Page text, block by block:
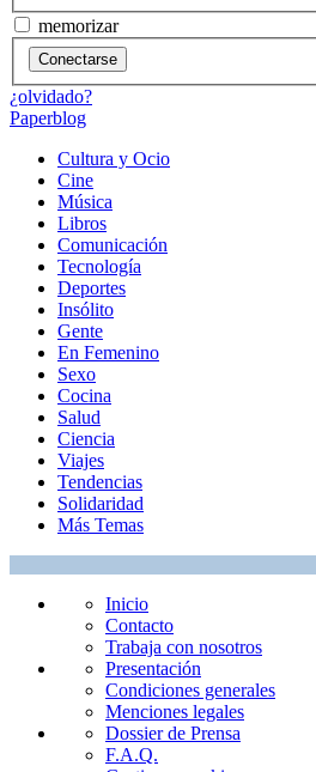
memorizar
Conectarse
¿olvidado?
Paperblog
Cultura y Ocio
Cine
Música
Libros
Comunicación
Tecnología
Deportes
Insólito
Gente
En Femenino
Sexo
Cocina
Salud
Ciencia
Viajes
Tendencias
Solidaridad
Más Temas
Inicio
Contacto
Trabaja con nosotros
Presentación
Condiciones generales
Menciones legales
Dossier de Prensa
F.A.Q.